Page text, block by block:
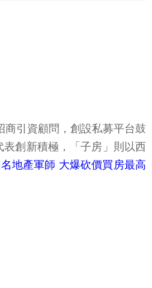
創新積極，「子房」則以西
地產軍師 大爆砍價買房最高